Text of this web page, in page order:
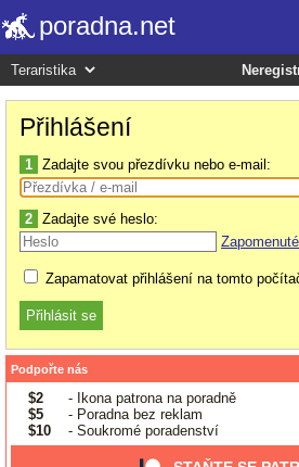
poradna.net
Přihlášení
1 Zadajte svou přezdívku nebo e-mail:
2 Zadajte své heslo:
Zapamatovat přihlášení na tomto
Podpořte nás
$2
- Ikona patrona na poradně
$5
- Poradna bez reklam
$10
- Soukromé poradenství